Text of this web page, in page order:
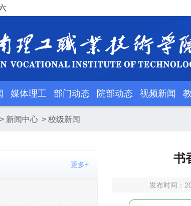
媒体理工 部门动态 院部动态 视频新闻
> 新闻中心 > 校级新闻
更多+ 书
发布时间：